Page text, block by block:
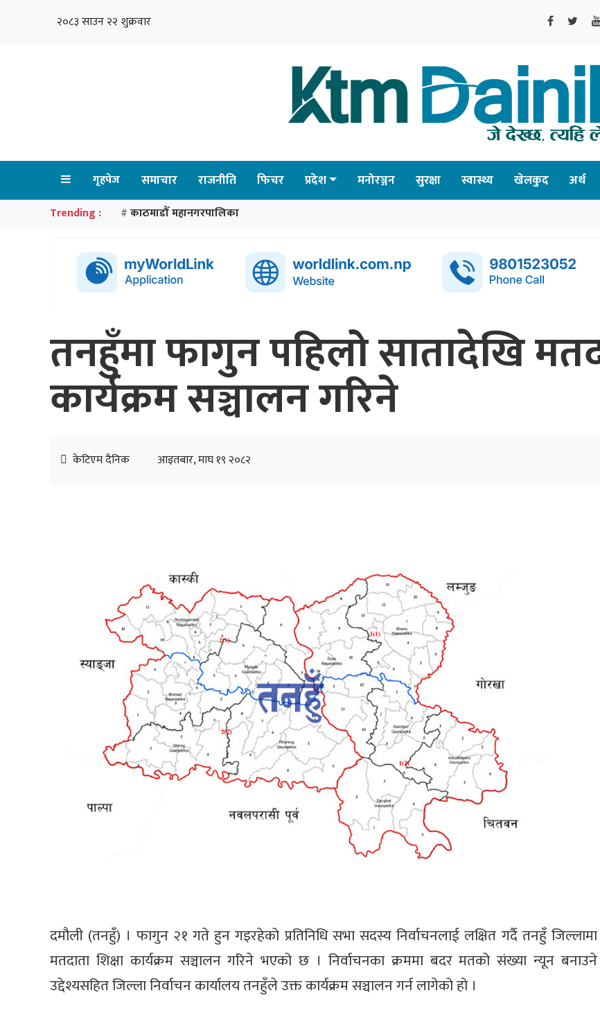
२०८३ साउन २२ शुक्रवार
गृहपेज समाचार राजनीति फिचर प्रदेश मनोरञ्जन सुरक्षा स्वास्थ्य खेलकुद अर्थ
Trending : # काठमाडौँ महानगरपालिका
तनहुँमा फागुन पहिलो सातादेखि
कार्यक्रम सञ्चालन गरिने
केटिएम दैनिक आइतबार, माघ १९ २०८२
दमौली (तनहुँ) । फागुन २१ गते हुन गइरहेको प्रतिनिधि सभा सदस्य निर्वाचनलाई लक्षित गर्दै तनहुँ जिल्लामा
मतदाता शिक्षा कार्यक्रम सञ्चालन गरिने भएको छ । निर्वाचनका क्रममा बदर मतको संख्या न्यून बनाउने
उद्देश्यसहित जिल्ला निर्वाचन कार्यालय तनहुँले उक्त कार्यक्रम सञ्चालन गर्न लागेको हो ।